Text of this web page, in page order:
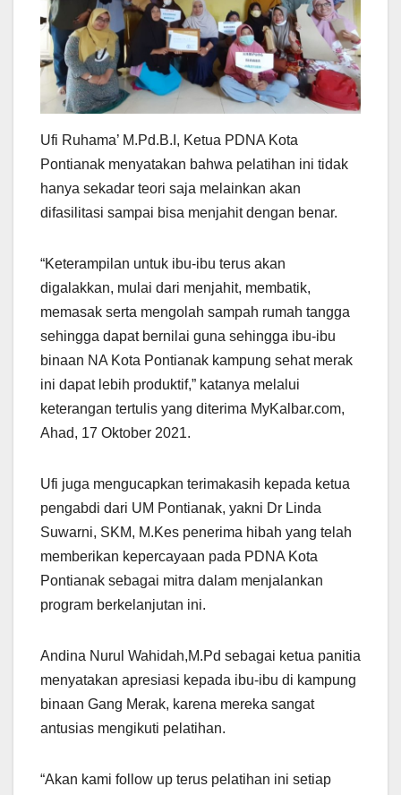
Ufi Ruhama’ M.Pd.B.I, Ketua PDNA Kota
Pontianak menyatakan bahwa pelatihan ini tidak
hanya sekadar teori saja melainkan akan
difasilitasi sampai bisa menjahit dengan benar.
“Keterampilan untuk ibu-ibu terus akan
digalakkan, mulai dari menjahit, membatik,
memasak serta mengolah sampah rumah tangga
sehingga dapat bernilai guna sehingga ibu-ibu
binaan NA Kota Pontianak kampung sehat merak
ini dapat lebih produktif,” katanya melalui
keterangan tertulis yang diterima MyKalbar.com,
Ahad, 17 Oktober 2021.
Ufi juga mengucapkan terimakasih kepada ketua
pengabdi dari UM Pontianak, yakni Dr Linda
Suwarni, SKM, M.Kes penerima hibah yang telah
memberikan kepercayaan pada PDNA Kota
Pontianak sebagai mitra dalam menjalankan
program berkelanjutan ini.
Andina Nurul Wahidah,M.Pd sebagai ketua panitia
menyatakan apresiasi kepada ibu-ibu di kampung
binaan Gang Merak, karena mereka sangat
antusias mengikuti pelatihan.
“Akan kami follow up terus pelatihan ini setiap